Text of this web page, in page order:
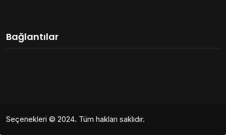
Bağlantılar
Seçenekleri © 2024. Tüm hakları saklıdır.